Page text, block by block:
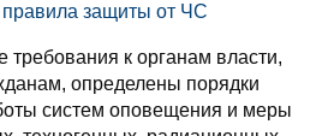
за­щи­ты от ЧС
к органам власти,
определены порядки
систем оповещения и меры